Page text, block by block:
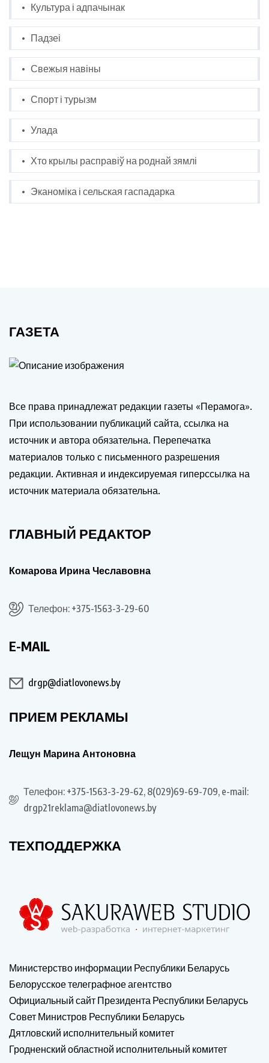
Культура і адпачынак
Падзеі
Свежыя навіны
Спорт і турызм
Улада
Хто крылы расправіў на роднай зямлі
Эканоміка і сельская гаспадарка
ГАЗЕТА
Все права принадлежат редакции газеты «Перамога».
При использовании публикаций сайта, ссылка на
источник и автора обязательна. Перепечатка
материалов только с письменного разрешения
редакции. Активная и индексируемая гиперссылка на
источник материала обязательна.
ГЛАВНЫЙ РЕДАКТОР
Комарова Ирина Чеславовна
Телефон: +375-1563-3-29-60
E-MAIL
drgp@diatlovonews.by
ПРИЕМ РЕКЛАМЫ
Лещун Марина Антоновна
Телефон: +375-1563-3-29-62, 8(029)69-69-709, e-mail:
drgp21reklama@diatlovonews.by
ТЕХПОДДЕРЖКА
Министерство информации Республики Беларусь
Белорусское телеграфное агентство
Официальный сайт Президента Республики Беларусь
Совет Министров Республики Беларусь
Дятловский исполнительный комитет
Гродненский областной исполнительный комитет